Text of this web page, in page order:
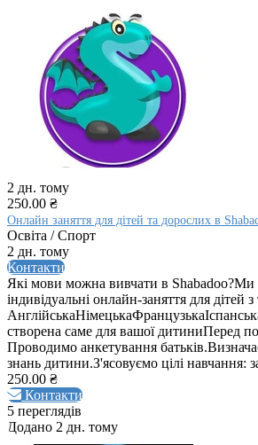
2 дн. тому
250.00 ₴
Онлайн заняття для дітей та дорослих в
Освіта / Спорт
2 дн. тому
Контакти
Які мови можна вивчати в
індивідуальні онлайн-заняття для дітей
створена саме для вашої дитиниПеред
Проводимо анкетування
знань дитини.З'ясовуємо цілі навчання:
250.00 ₴
Контакти
5 переглядів
Додано 2 дн. тому